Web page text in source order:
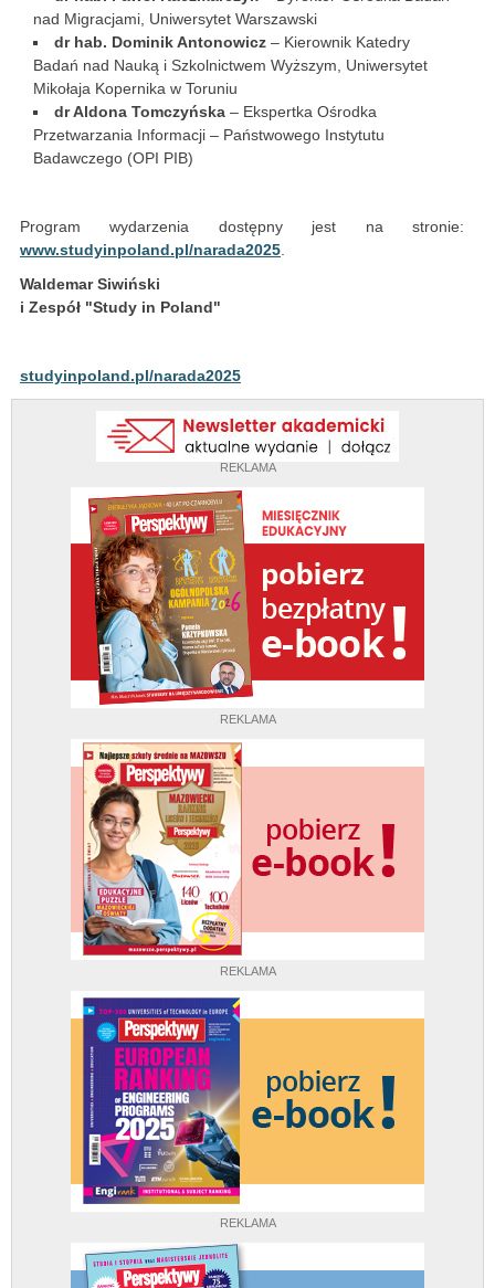
REKLAMA
REKLAMA
REKLAMA
REKLAMA
nad Migracjami, Uniwersytet Warszawski
dr hab. Dominik Antonowicz – Kierownik Katedry
Badań nad Nauką i Szkolnictwem Wyższym, Uniwersytet
Mikołaja Kopernika w Toruniu
dr Aldona Tomczyńska – Ekspertka Ośrodka
Przetwarzania Informacji – Państwowego Instytutu
Badawczego (OPI PIB)
Program wydarzenia dostępny jest na stronie:
www.studyinpoland.pl/narada2025
Waldemar Siwiński
i Zespół "Study in Poland"
studyinpoland.pl/narada2025